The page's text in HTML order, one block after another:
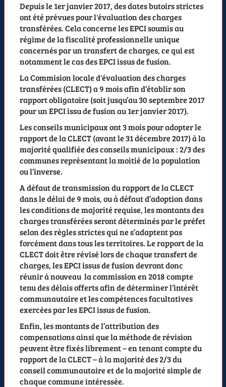
Depuis le 1er janvier 2017, des dates butoirs strictes
ont été prévues pour l'évaluation des charges
transférées. Cela concerne les EPCI soumis au
régime de la fiscalité professionnelle unique
concernés par un transfert de charges, ce qui est
notamment le cas des EPCI issus de fusion.
La Commision locale d'évaluation des charges
transférées (CLECT) a 9 mois afin d’établir son
rapport obligatoire (soit jusqu’au 30 septembre 2017
pour un EPCI issu de fusion au 1er janvier 2017).
Les conseils municipaux ont 3 mois pour adopter le
rapport de la CLECT (avant le 31 décembre 2017) à la
majorité qualifiée des conseils municipaux : 2/3 des
communes représentant la moitié de la population
ou l’inverse.
A défaut de transmission du rapport de la CLECT
dans le délai de 9 mois, ou à défaut d’adoption dans
les conditions de majorité requise, les montants des
charges transférées seront déterminés par le préfet
selon des règles strictes qui ne s’adaptent pas
forcément dans tous les territoires. Le rapport de la
CLECT doit être révisé lors de chaque transfert de
charges, les EPCI issus de fusion devront donc
réunir à nouveau la commission en 2018 compte
tenu des délais offerts afin de déterminer l’intérêt
communautaire et les compétences facultatives
exercées par les EPCI issus de fusion.
Enfin, les montants de l’attribution des
compensations ainsi que la méthode de révision
peuvent être fixés librement – en tenant compte du
rapport de la CLECT – à la majorité des 2/3 du
conseil communautaire et de la majorité simple de
chaque commune intéressée.